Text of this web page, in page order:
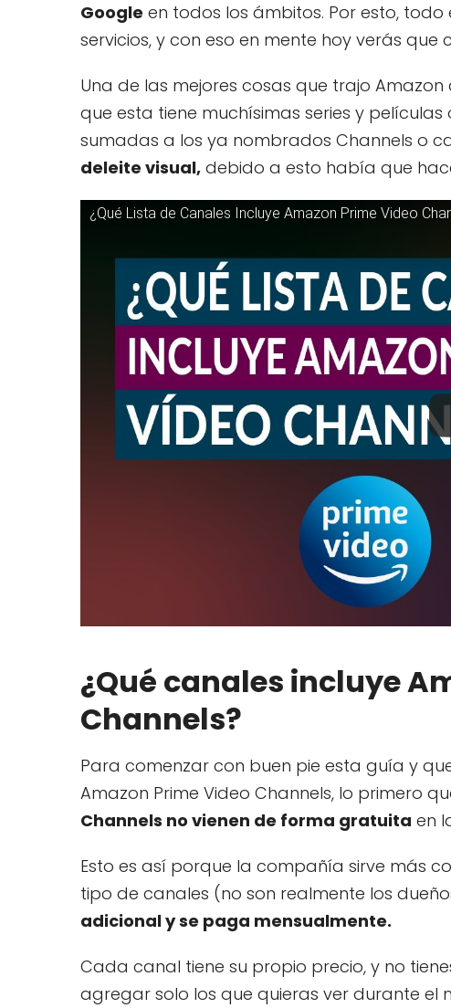
Google en todos los ámbitos. Por esto,
servicios, y con eso en mente hoy verás que
Una de las mejores cosas que trajo
que esta tiene muchísimas series y
sumadas a los ya nombrados Channels o
deleite visual, debido a esto había que
¿Qué Lista de Canales Incluye Amazon Prime Video
¿Qué canales incluye
Channels?
Para comenzar con buen pie esta guía y
Amazon Prime Video Channels, lo primero
Channels no vienen de forma gratuita en
Esto es así porque la compañía sirve más
tipo de canales (no son realmente los
adicional y se paga mensualmente.
Cada canal tiene su propio precio, y no
agregar solo los que quieras ver durante el